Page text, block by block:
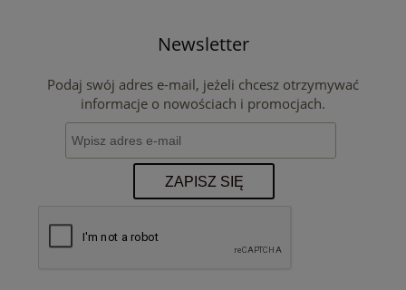
Newsletter
Podaj swój adres e-mail, jeżeli chcesz otrzymywać
informacje o nowościach i promocjach.
ZAPISZ SIĘ